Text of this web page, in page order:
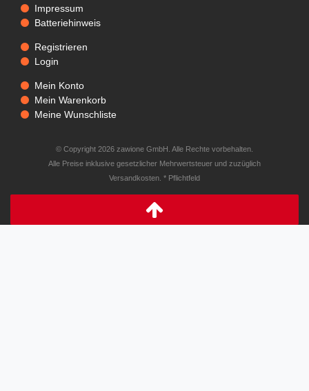
Impressum
Batteriehinweis
Registrieren
Login
Mein Konto
Mein Warenkorb
Meine Wunschliste
© Copyright 2026 zawione GmbH. Alle Rechte vorbehalten.
Alle Preise inklusive gesetzlicher Mehrwertsteuer und zuzüglich
Versandkosten. * Pflichtfeld